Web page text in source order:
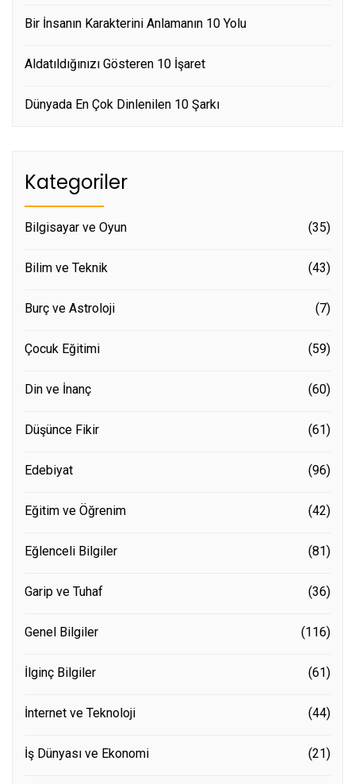
Bir İnsanın Karakterini Anlamanın 10 Yolu
Aldatıldığınızı Gösteren 10 İşaret
Dünyada En Çok Dinlenilen 10 Şarkı
Kategoriler
Bilgisayar ve Oyun (35)
Bilim ve Teknik (43)
Burç ve Astroloji (7)
Çocuk Eğitimi (59)
Din ve İnanç (60)
Düşünce Fikir (61)
Edebiyat (96)
Eğitim ve Öğrenim (42)
Eğlenceli Bilgiler (81)
Garip ve Tuhaf (36)
Genel Bilgiler (116)
İlginç Bilgiler (61)
İnternet ve Teknoloji (44)
İş Dünyası ve Ekonomi (21)